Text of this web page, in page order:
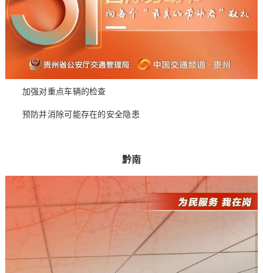
加强对重点车辆的检查
预防并消除可能存在的安全隐患
黔南